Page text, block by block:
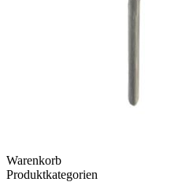
Warenkorb
Produktkategorien